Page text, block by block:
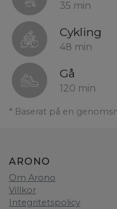
35 min
Cykling
48 min
Gå
120 min
* Baserat på en
ARONO
Om Arono
Villkor
Integritetspolicy